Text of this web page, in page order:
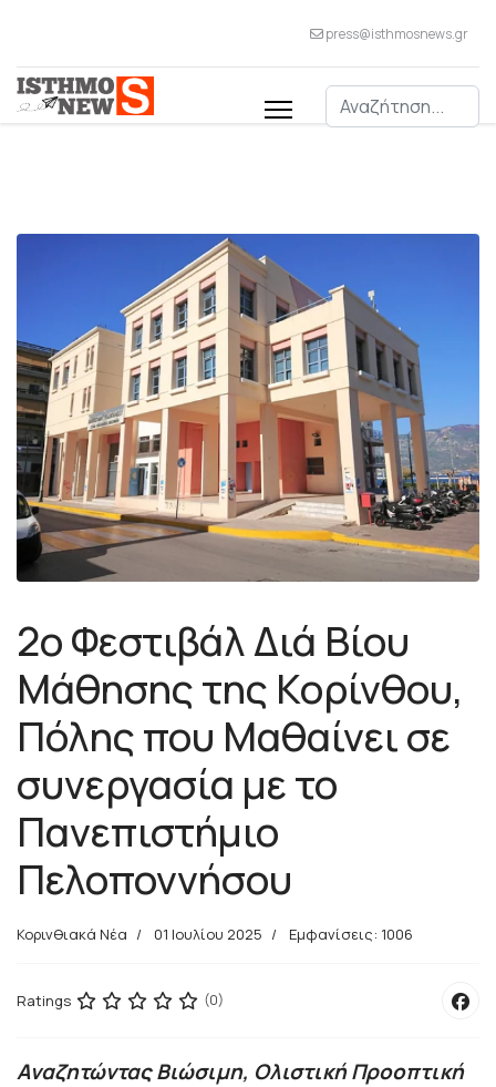
press@isthmosnews.gr
Αναζήτηση
2ο Φεστιβάλ Διά Βίου
Μάθησης της Κορίνθου,
Πόλης που Μαθαίνει σε
συνεργασία με το
Πανεπιστήμιο
Πελοποννήσου
Κορινθιακά Νέα 01 Ιουλίου 2025 Εμφανίσεις: 1006
Ratings (0)
ΑναζητώνταςBιώσιμη, Oλιστική Προοπτική